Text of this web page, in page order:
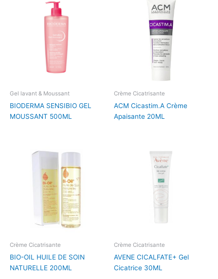
Gel lavant & Moussant
BIODERMA SENSIBIO GEL
MOUSSANT 500ML
Crème Cicatrisante
ACM Cicastim.A Crème
Apaisante 20ML
Crème Cicatrisante
BIO-OIL HUILE DE SOIN
NATURELLE 200ML
Crème Cicatrisante
AVENE CICALFATE+ Gel
Cicatrice 30ML